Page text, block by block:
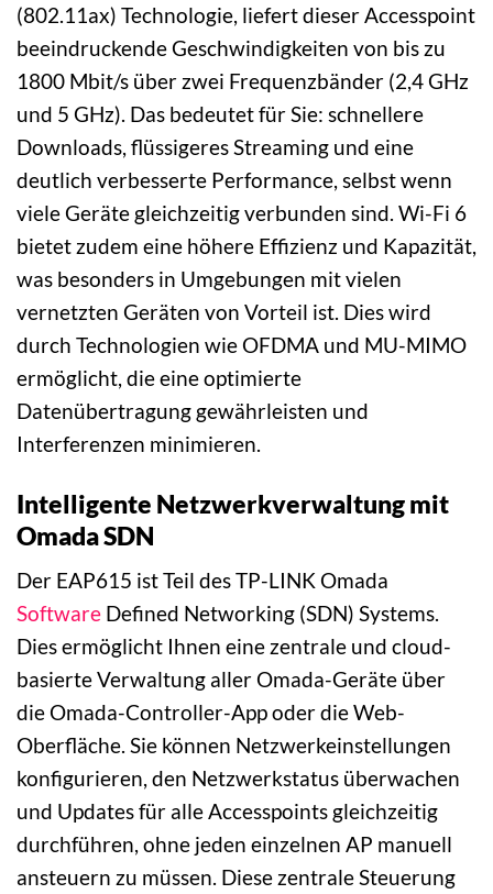
(802.11ax) Technologie, liefert dieser Accesspoint
beeindruckende Geschwindigkeiten von bis zu
1800 Mbit/s über zwei Frequenzbänder (2,4 GHz
und 5 GHz). Das bedeutet für Sie: schnellere
Downloads, flüssigeres Streaming und eine
deutlich verbesserte Performance, selbst wenn
viele Geräte gleichzeitig verbunden sind. Wi-Fi 6
bietet zudem eine höhere Effizienz und Kapazität,
was besonders in Umgebungen mit vielen
vernetzten Geräten von Vorteil ist. Dies wird
durch Technologien wie OFDMA und MU-MIMO
ermöglicht, die eine optimierte
Datenübertragung gewährleisten und
Interferenzen minimieren.
Intelligente Netzwerkverwaltung mit
Omada SDN
Der EAP615 ist Teil des TP-LINK Omada
Software Defined Networking (SDN) Systems.
Dies ermöglicht Ihnen eine zentrale und cloud-
basierte Verwaltung aller Omada-Geräte über
die Omada-Controller-App oder die Web-
Oberfläche. Sie können Netzwerkeinstellungen
konfigurieren, den Netzwerkstatus überwachen
und Updates für alle Accesspoints gleichzeitig
durchführen, ohne jeden einzelnen AP manuell
ansteuern zu müssen. Diese zentrale Steuerung